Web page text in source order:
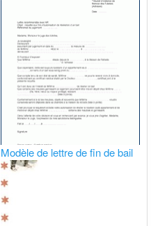
Modèle de lettre de fin de bail